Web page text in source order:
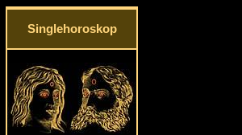
Singlehoroskop